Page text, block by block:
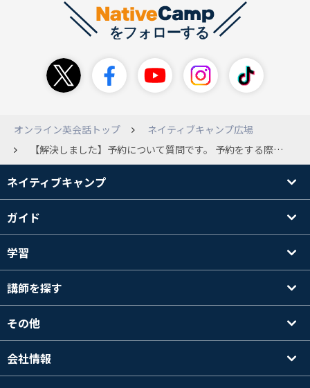
オンライン英会話トップ
ネイティブキャンプ広場
【解決しました】予約について質問です。 予約をする際に教材も指定しますが レッスン時間までに変更された方いらっしゃいますか？ 迷惑なのかなあと無料キャンペーン中ですが 昨日たまたま空いてた30分後くらいのレッスン予約を したのみです。 変更と言ってもSide by Side のページ数を 変更するって感じです。 よろしくお願いします。
ネイティブキャンプ
ガイド
学習
講師を探す
その他
会社情報